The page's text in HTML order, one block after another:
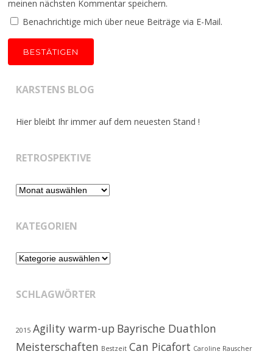
meinen nächsten Kommentar speichern.
Benachrichtige mich über neue Beiträge via E-Mail.
KARSTENS BLOG
Hier bleibt Ihr immer auf dem neuesten Stand !
RETROSPEKTIVE
Retrospektive
KATEGORIEN
Kategorien
SCHLAGWÖRTER
2015 Agility warm-up Bayrische Duathlon
Meisterschaften Bestzeit Can Picafort Caroline Rauscher